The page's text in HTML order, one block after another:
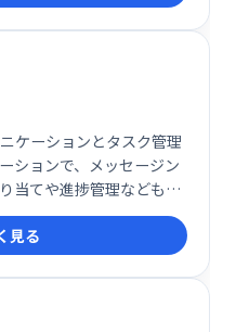
ケーションとタスク管理
ションで、メッセージン
当てや進捗管理なども一
見る